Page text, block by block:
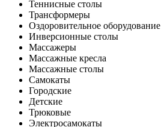
Теннисные столы
Трансформеры
Оздоровительное оборудование
Инверсионные столы
Массажеры
Массажные кресла
Массажные столы
Самокаты
Городские
Детские
Трюковые
Электросамокаты